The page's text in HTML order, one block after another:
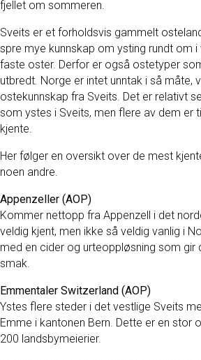
fjellet om sommeren.
Sveits er et forholdsvis gammelt
spre mye kunnskap om ysting rundt om
faste oster. Derfor er også ostetyper
utbredt. Norge er intet unntak i så måte,
ostekunnskap fra Sveits. Det er relativt
som ystes i Sveits, men flere av dem er
kjente.
Her følger en oversikt over de mest
noen andre.
Appenzeller (AOP)
Kommer nettopp fra Appenzell i det
veldig kjent, men ikke så veldig vanlig i
med en cider og urteoppløsning som gir
smak.
Emmentaler Switzerland (AOP)
Ystes flere steder i det vestlige Sveits
Emme i kantonen Bern. Dette er en stor
200 landsbymeierier.